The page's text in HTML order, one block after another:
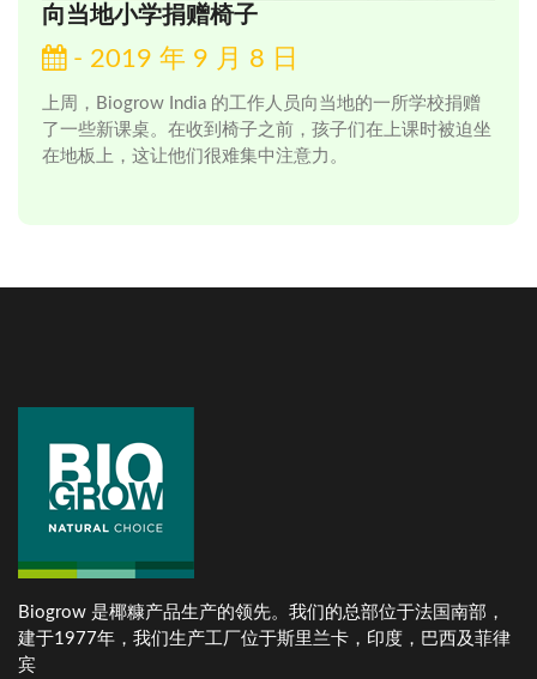
向当地小学捐赠椅子
- 2019 年 9 月 8 日
上周，Biogrow India 的工作人员向当地的一所学校捐赠
了一些新课桌。在收到椅子之前，孩子们在上课时被迫坐
在地板上，这让他们很难集中注意力。
Biogrow 是椰糠产品生产的领先。我们的总部位于法国南部，
建于1977年，我们生产工厂位于斯里兰卡，印度，巴西及菲律
宾